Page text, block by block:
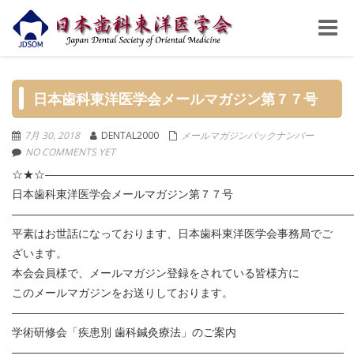
Toggle
日本歯科東洋医学会メールマガジン第７７号
7月 30, 2018 DENTAL2000
メールマガジンバックナンバー
NO COMMENTS YET
日本歯科東洋医学会メールマガジン第７７号
平素はお世話になっております、日本歯科東洋医学会事務局でご
ざいます。
本会会員様で、メールマガジン登録をされている皆様方に
このメールマガジンをお送りしております。
――――――――――――――――――――――――――――――
学術研修会「疾患別 歯科鍼灸療法」のご案内
――――――――――――――――――――――――――――――